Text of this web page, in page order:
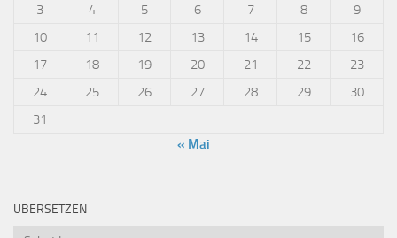
3
4 5 6 7 8
9
10
11 12 13 14 15
16
17
18 19 20 21 22
23
24
25 26 27 28 29
30
31
« Mai
ÜBERSETZEN